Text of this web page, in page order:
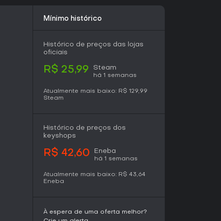
progressão sequencial de missões, com
cuidadoso de recursos e posicionamento
em mapas amplos, onde equipes trabalham
diretamente. O pacote também traz
como Operation Arrowhead, Army of
Forces e Private Military Company. Também
série, cada um com campanhas e bibliotecas
e arquivos originais de cada título, sem
Mínimo histórico
Histórico de preços das lojas
oficiais
R$ 25,99 Steam
há 1 semanas
Atualmente mais baixo: R$ 129,99
Steam
Histórico de preços dos
keyshops
R$ 42,60 Eneba
há 1 semanas
Atualmente mais baixo: R$ 43,64
Eneba
À espera de uma oferta melhor?